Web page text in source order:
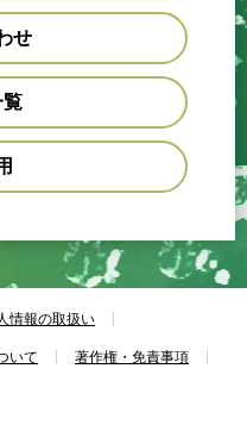
せ
覧
情報の取扱い
いて 著作権・免責事項